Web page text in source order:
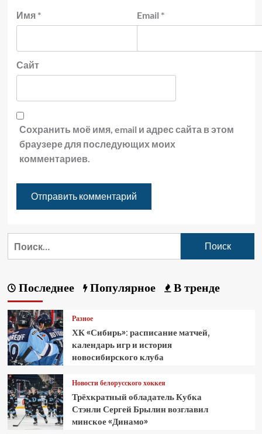
Имя * Email *
Сайт
Сохранить моё имя, email и адрес сайта в этом
браузере для последующих моих
комментариев.
Последнее Популярное В тренде
Разное
ХК «Сибирь»: расписание матчей,
календарь игр и история
новосибирского клуба
Новости белорусского хоккея
Трёхкратный обладатель Кубка
Стэнли Сергей Брылин возглавил
минское «Динамо»